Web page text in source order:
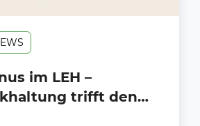
im LEH –
trifft den
voller Wucht!